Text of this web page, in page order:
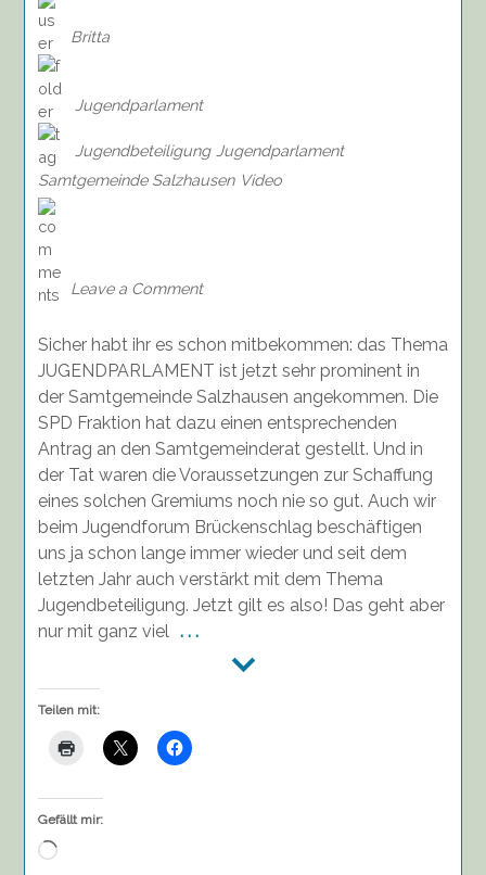
Britta
Jugendparlament
Jugendbeteiligung Jugendparlament
Samtgemeinde Salzhausen Video
Leave a Comment
Salzhausen!
Sicher habt ihr es schon mitbekommen: das Thema
JUGENDPARLAMENT ist jetzt sehr prominent in
der Samtgemeinde Salzhausen angekommen. Die
SPD Fraktion hat dazu einen entsprechenden
Antrag an den Samtgemeinderat gestellt. Und in
der Tat waren die Voraussetzungen zur Schaffung
eines solchen Gremiums noch nie so gut. Auch wir
beim Jugendforum Brückenschlag beschäftigen
uns ja schon lange immer wieder und seit dem
letzten Jahr auch verstärkt mit dem Thema
Jugendbeteiligung. Jetzt gilt es also! Das geht aber
nur mit ganz viel
. . .
Teilen mit:
Gefällt mir:
Wird